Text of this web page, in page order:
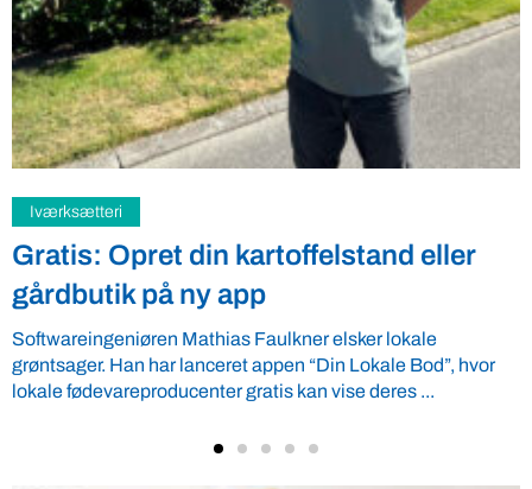
Samfund
Fredspligt giver landmænd strategisk
fordel
Arbejdsgiverforeningen GLS-A tilbyder ordnede forhold, som
giver ro i maven til landmænd – også i usikre tider. VBF byder
velkommen ...